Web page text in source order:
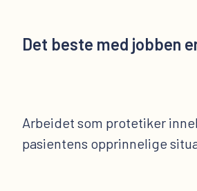
Det beste med jobben
Arbeidet som protetiker
pasientens opprinnelige